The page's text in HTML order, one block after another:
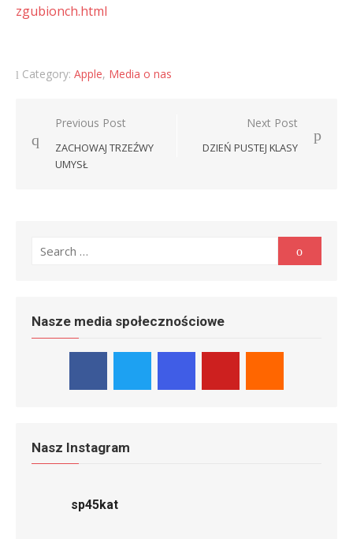
zgubionch.html
Category: Apple, Media o nas
Nawigacja
wpisu
Previous Post
ZACHOWAJ TRZEŹWY
UMYSŁ
Next Post
DZIEŃ PUSTEJ KLASY
for:
Nasze media społecznościowe
Nasz Instagram
sp45kat